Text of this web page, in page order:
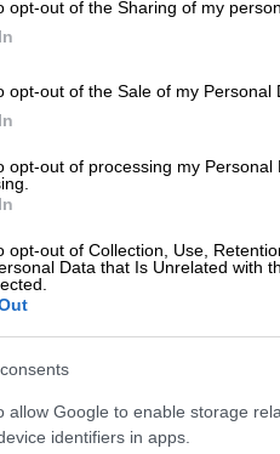
opt-out of the Sharing of my
opt-out of the Sale of my Personal
opt-out of processing my Personal
opt-out of Collection, Use,
Data that Is Unrelated with
allow Google to enable storage
identifiers in apps.
άλλων των
άλλος συρμός
πόρτα μέχρι να
ασφαλίσει
κινούνταν στο
325 επιβάτες
ώρα εξαιτίας
ότι τίποτα
στους
τραγωδία των
Υποδομών και